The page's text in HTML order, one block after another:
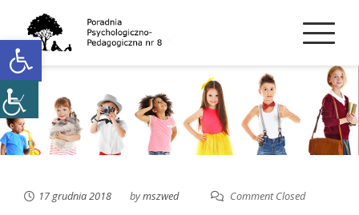
Open toolbar
content
17 grudnia 2018 bymszwed Comment Closed